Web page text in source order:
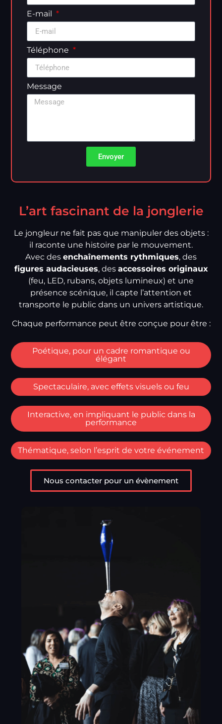
E-mail
Téléphone
Message
Envoyer
L’art fascinant de la jonglerie
Le jongleur ne fait pas que manipuler des objets :
il raconte une histoire par le mouvement.
Avec des enchaînements rythmiques, des
figures audacieuses, des accessoires originaux
(feu, LED, rubans, objets lumineux) et une
présence scénique, il capte l’attention et
transporte le public dans un univers artistique.
Chaque performance peut être conçue pour être :
Poétique, pour un cadre romantique ou
élégant
Spectaculaire, avec effets visuels ou feu
Interactive, en impliquant le public dans la
performance
Thématique, selon l’esprit de votre événement
Nous contacter pour un évènement